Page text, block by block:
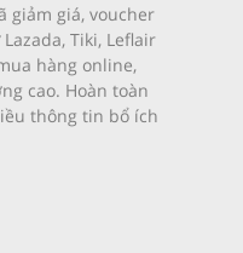
giảm giá, voucher
Tiki, Leflair
hàng online,
cao. Hoàn toàn
thông tin bổ ích